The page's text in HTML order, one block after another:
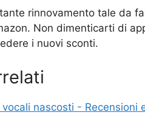
rinnovamento tale da
Non dimenticarti di
i nuovi sconti.
nascosti - Recensioni